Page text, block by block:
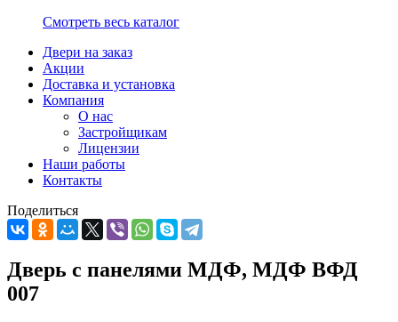
Смотреть весь каталог
Двери на заказ
Акции
Доставка и установка
Компания
О нас
Застройщикам
Лицензии
Наши работы
Контакты
Поделиться
Дверь с панелями МДФ, МДФ ВФД
007